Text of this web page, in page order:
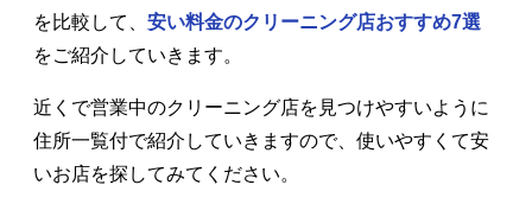
を比較して、 安い料金のクリーニング店おすすめ7選
をご紹介していきます。
近くで営業中のクリーニング店を見つけやすいように
住所一覧付で紹介していきますので、使いやすくて安
いお店を探してみてください。